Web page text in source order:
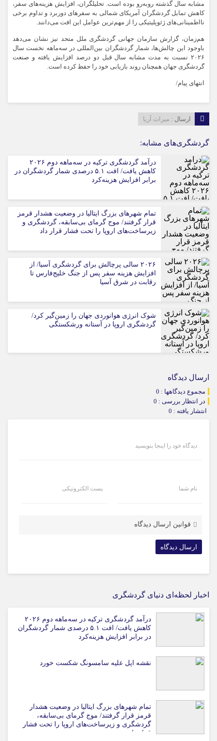
مشابه سال گذشته روبه‌رو بوده است. تحلیلگران، افزایش هزینه‌های سفر،
کاهش تمایل گردشگران آمریکای شمالی به سفرهای دوربرد و تداوم برخی
نااطمینانی‌های ژئوپلیتیکی را از مهم‌ترین عوامل این افت می‌دانند.
هم‌زمان، گزارش سازمان جهانی گردشگری ملل متحد نیز نشان می‌دهد
باوجود این چالش‌ها، شمار گردشگران بین‌المللی در سه‌ماهه نخست سال
۲۰۲۶ نسبت به مدت مشابه سال قبل دو درصد افزایش یافته و صنعت
گردشگری جهان همچنان روند بازیابی خود را حفظ کرده است.
انتهای پیام/
ارسال : میراث آریا
گردشگری‌های مشابه:
درآمد گردشگری ترکیه در سه‌ماهه دوم ۲۰۲۶
کاهش یافت/ افت ۵.۱ درصدی شمار گردشگران در
برابر افزایش هزینه‌کرد
تمام شهرهای بزرگ ایتالیا در وضعیت هشدار قرمز
قرار گرفتند/ موج گرمای بی‌سابقه، گردشگری و
زیرساخت‌های اروپا را تحت فشار قرار داد
۲۰۲۶ سالی پرچالش برای گردشگری آسیا/ از
افزایش هزینه سفر پس از جنگ خلیج‌فارس تا
رقابت در شرق آسیا
شوک انرژی هوانوردی جهان را زمین‌گیر کرد/
گردشگری اروپا در آستانه ورشکستگی
ارسال دیدگاه
مجموع دیدگاهها : 0
در انتظار بررسی : 0
انتشار یافته : 0
دیدگاه خود را اینجا بنویسید
نام شما پست الکترونیکی
قوانین ارسال دیدگاه
اخبار لحظه‌ای دنیای گردشگری
درآمد گردشگری ترکیه در سه‌ماهه دوم ۲۰۲۶
کاهش یافت/ افت ۵.۱ درصدی شمار گردشگران
در برابر افزایش هزینه‌کرد
نقشه اپل علیه سامسونگ شکست خورد
تمام شهرهای بزرگ ایتالیا در وضعیت هشدار
قرمز قرار گرفتند/ موج گرمای بی‌سابقه،
گردشگری و زیرساخت‌های اروپا را تحت فشار
قرار داد